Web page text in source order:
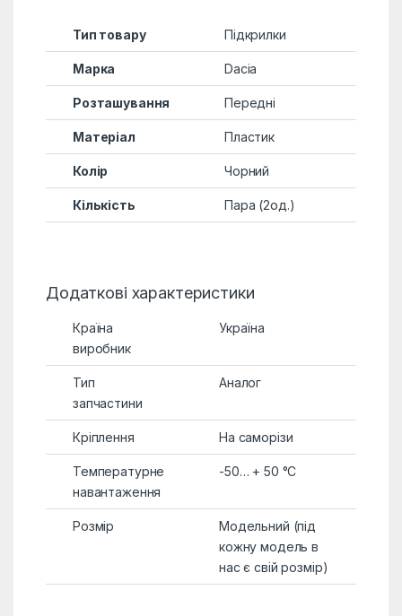
Тип товару Підкрилки
Марка Dacia
Розташування Передні
Матеріал Пластик
Колір Чорний
Кількість Пара (2од.)
Додаткові характеристики
Країна
виробник
Україна
Тип
запчастини
Аналог
Кріплення На саморізи
Температурне
навантаження
-50… + 50 °C
Розмір
Модельний (під
кожну модель в
нас є свій розмір)